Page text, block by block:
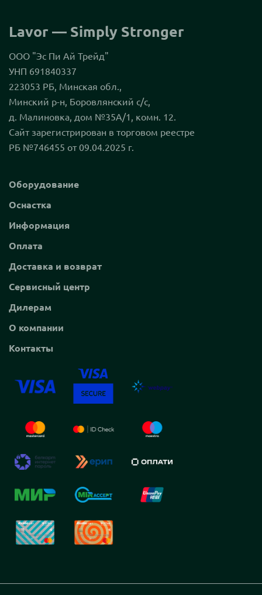
Lavor — Simply Stronger
ООО "Эс Пи Ай Трейд"
УНП 691840337
223053 РБ, Минская обл.,
Минский р-н, Боровлянский с/с,
д. Малиновка, дом №35А/1, комн. 12.
Сайт зарегистрирован в торговом реестре
РБ №746455 от 09.04.2025 г.
Оборудование
Оснастка
Информация
Оплата
Доставка и возврат
Сервисный центр
Дилерам
О компании
Контакты